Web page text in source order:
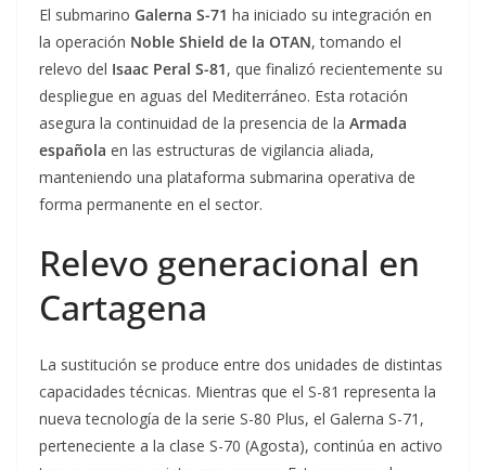
El submarino Galerna S-71 ha iniciado su integración en
la operación Noble Shield de la OTAN, tomando el
relevo del Isaac Peral S-81, que finalizó recientemente su
despliegue en aguas del Mediterráneo. Esta rotación
asegura la continuidad de la presencia de la Armada
española en las estructuras de vigilancia aliada,
manteniendo una plataforma submarina operativa de
forma permanente en el sector.
Relevo generacional en
Cartagena
La sustitución se produce entre dos unidades de distintas
capacidades técnicas. Mientras que el S-81 representa la
nueva tecnología de la serie S-80 Plus, el Galerna S-71,
perteneciente a la clase S-70 (Agosta), continúa en activo